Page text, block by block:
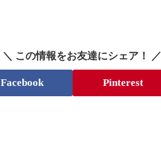
＼ この情報をお友達にシェア！ ／
Facebook Pinterest